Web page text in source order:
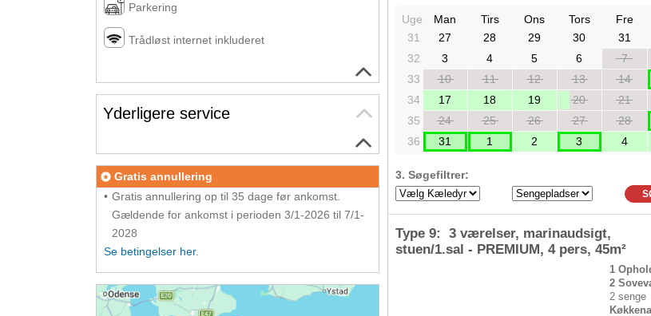
Uge Man Tirs Ons Tors Fre
31
27 28 29 30 31
32
3 4 5 6 7
33
10 11 12 13 14
34
17 18 19 20 21
35
24 25 26 27 28
36
31 1 2 3 4
3. Søgefiltrer:
Type 9: 3 værelser, marinaudsigt,
stuen/1.sal - PREMIUM, 4 pers, 45m²
1
2
2 senge
Parkering
Trådløst internet inkluderet
Yderligere service
Gratis annullering
Gratis annullering op til 35 dage før ankomst.
Gældende for ankomst i perioden 3/1-2026 til 7/1-
2028
Se betingelser her.